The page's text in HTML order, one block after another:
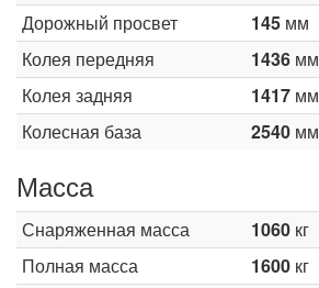
Дорожный просвет
145 мм
Колея передняя
1436 мм
Колея задняя
1417 мм
Колесная база
2540 мм
Масса
Снаряженная масса 1060 кг
Полная масса
1600 кг